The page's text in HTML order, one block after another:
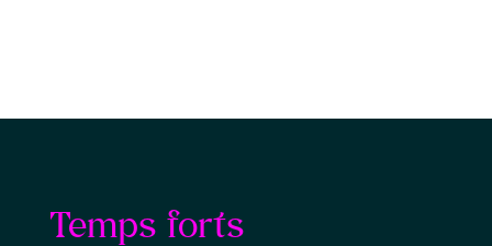
Temps forts